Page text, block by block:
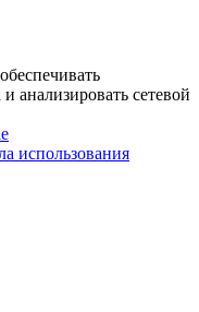
анализировать сетевой
использования